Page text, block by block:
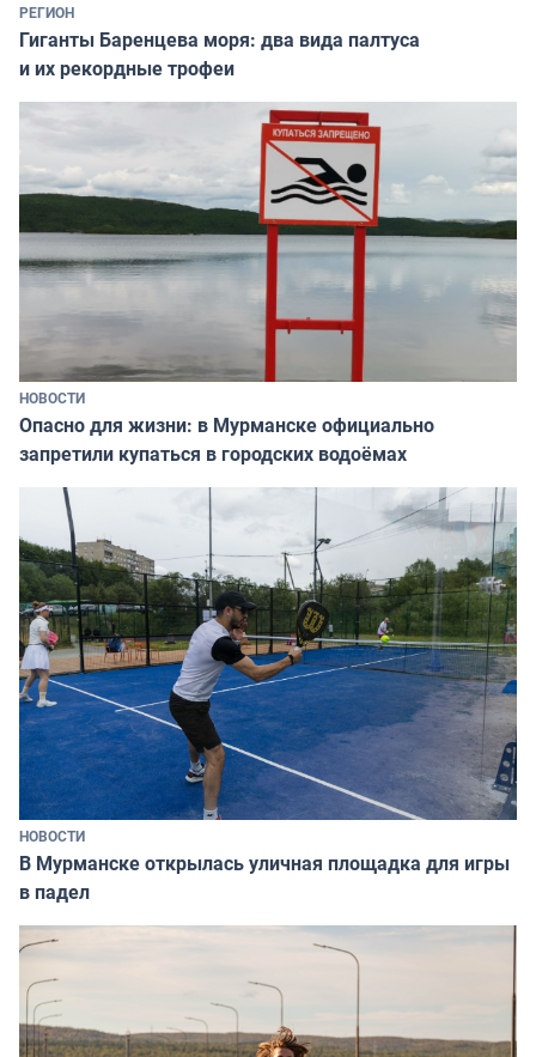
РЕГИОН
Гиганты Баренцева моря: два вида палтуса
и их рекордные трофеи
НОВОСТИ
Опасно для жизни: в Мурманске официально
запретили купаться в городских водоёмах
НОВОСТИ
В Мурманске открылась уличная площадка для игры
в падел